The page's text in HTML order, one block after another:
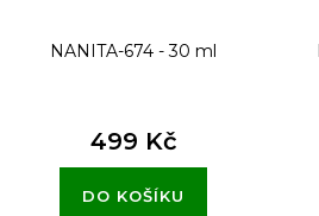
NANITA-674 - 30 ml
499 Kč
DO KOŠÍKU